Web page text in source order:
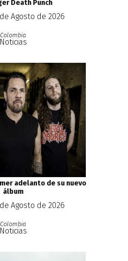
Death Punch
Agosto de 2026
Colombia
Noticias
adelanto de su nuevo
álbum
Agosto de 2026
Colombia
Noticias